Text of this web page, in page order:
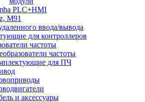
PLC+HMI
M91
ввода/вывода
для контроллеров
частоты
частоты
для ПЧ
и аксессуары